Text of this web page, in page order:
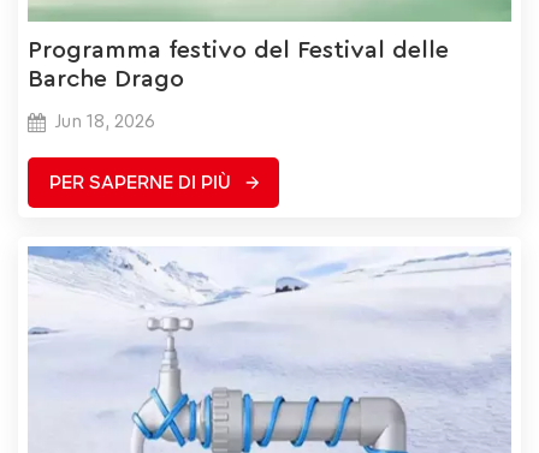
Programma festivo del Festival delle
Barche Drago
Jun 18, 2026
PER SAPERNE DI PIÙ